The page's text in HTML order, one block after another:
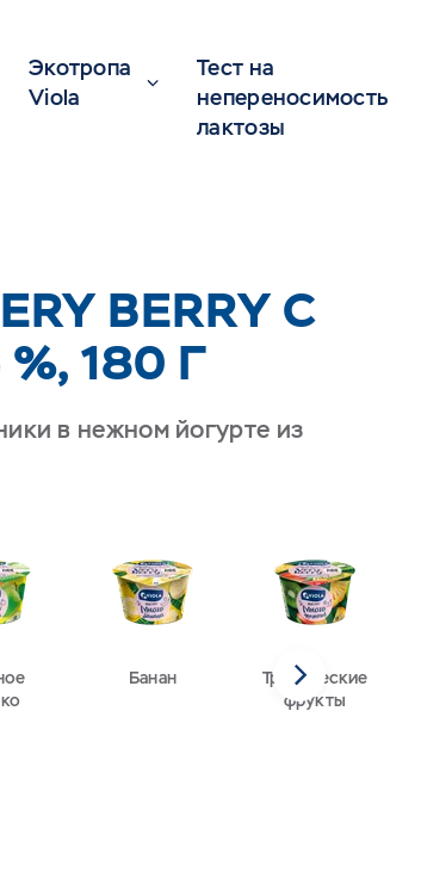
Экотропа
Viola
Тест на
непереносимость
лактозы
BERRY С
180 Г
в нежном йогурте из
Банан
Тропические
фрукты